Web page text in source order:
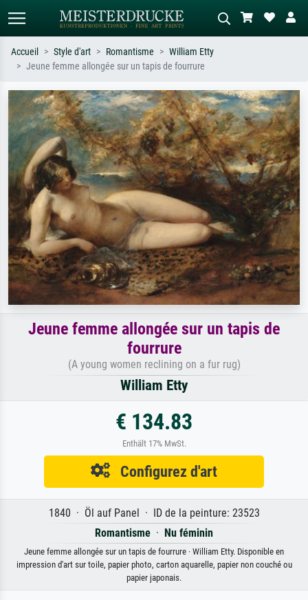
Recherchez par artiste, titre ou style –
ex. Monet, Nuit étoilée,
impressionnisme, vague de Hokusai,
nu.
Décrivez la scène – ex. prairie verte,
abstrait avec beaucoup de rouge,
tableau sombre, nu debout près d'un
arbre.
Accueil Style d'art Romantisme
William Etty
Jeune femme allongée sur un tapis de fourrure
Jeune femme allongée sur un tapis de
fourrure
(A young women reclining on a fur rug)
William Etty
€ 134.83
Enthält 17% MwSt.
Configurez d'art
1840 · Öl auf Panel · ID de la peinture: 23523
Romantisme · Nu féminin
Jeune femme allongée sur un tapis de fourrure · William Etty. Disponible en
impression d'art sur toile, papier photo, carton aquarelle, papier non couché ou
papier japonais.